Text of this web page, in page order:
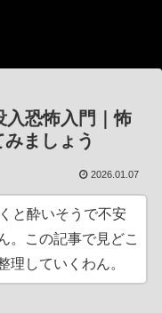
入恐怖入門｜怖
ましょう
2026.01.07
と酔いそうで不安
。この記事で見どこ
理していくわん。